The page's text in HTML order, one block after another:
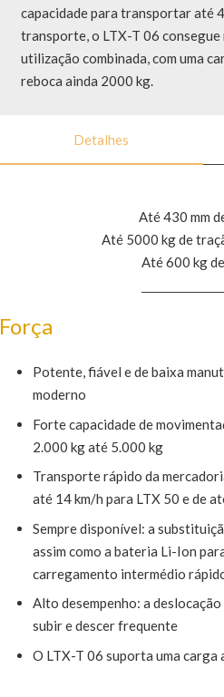
capacidade para transportar até
transporte, o LTX-T 06 consegue
utilização combinada, com uma
reboca ainda 2000 kg.
Detalhes
Até 430 mm
Até 5000 kg de
Até 600 kg
Potente, fiável e de baixa
moderno
Forte capacidade de
2.000 kg até 5.000 kg
Transporte rápido da
até 14 km/h para LTX 50 e de
Sempre disponível: a
assim como a bateria Li-Ion
carregamento intermédio
Alto desempenho: a
subir e descer frequente
O LTX-T 06 suporta uma carga